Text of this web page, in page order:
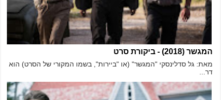
המגשר (2018) - ביקורת סרט
מאת: גל סדלינסקי "המגשר" (או "ביירות", בשמו המקורי של הסרט) הוא
דר...